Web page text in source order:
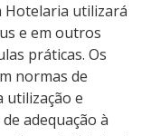
Hotelaria utilizará
e em outros
práticas. Os
normas de
utilização e
adequação à